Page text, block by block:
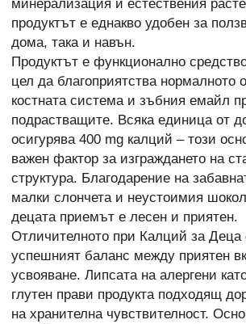
минерализация и естествения
продуктът е еднакво удобен за
дома, така и навън.
Продуктът е функционално
цел да благоприятства нормалното
костната система и зъбния емайл
подрастващите. Всяка единица от
осигурява 400 mg калций – този
важен фактор за изграждането на
структура. Благодарение на
малки слончета и неустоимия
децата приемът е лесен и приятен.
Отличителното при Калций за Деца
успешният баланс между приятен
усвояване. Липсата на алергени
глутен прави продукта подходящ
на хранителна чувствителност.